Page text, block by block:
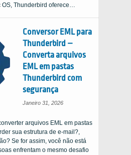
OS, Thunderbird oferece…
Conversor EML para
Thunderbird –
Converta arquivos
EML em pastas
Thunderbird com
segurança
Janeiro 31, 2026
arquivos EML em pastas
sua estrutura de e-mail?,
Se for assim, você não está
enfrentam o mesmo desafio